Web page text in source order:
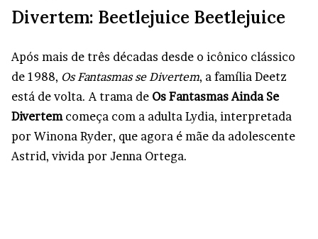
Divertem: Beetlejuice Beetlejuice
Após mais de três décadas desde o icônico clássico
de 1988, Os Fantasmas se Divertem, a família Deetz
está de volta. A trama de Os Fantasmas Ainda Se
Divertemcomeça com a adulta Lydia, interpretada
por Winona Ryder, que agora é mãe da adolescente
Astrid, vivida por Jenna Ortega.